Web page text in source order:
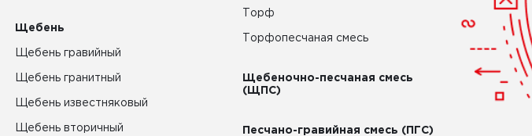
Щебень
Щебень гравийный
Щебень гранитный
Щебень известняковый
Щебень вторичный
Торф
Торфопесчаная смесь
Щебеночно-песчаная смесь
(ЩПС)
Песчано-гравийная смесь (ПГС)